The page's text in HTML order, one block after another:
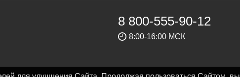
8 800-555-90-12
8:00-16:00 МСК